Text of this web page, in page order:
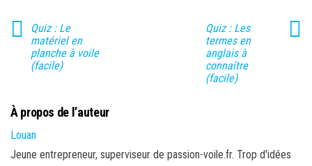
Quiz : Le
matériel en
planche à voile
(facile)
Quiz : Les
termes en
anglais à
connaître
(facile)
À propos de l’auteur
Louan
Jeune entrepreneur, superviseur de passion-voile.fr. Trop d'idées